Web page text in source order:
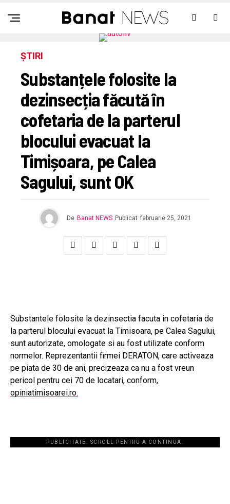
ȘTIRI
Substanțele folosite la
dezinsecția făcută în
cofetaria de la parterul
blocului evacuat la
Timișoara, pe Calea
Sagului, sunt OK
De Banat NEWS Publicat februarie 25, 2021
Substantele folosite la dezinsectia facuta in cofetaria de
la parterul blocului evacuat la Timisoara, pe Calea Sagului,
sunt autorizate, omologate si au fost utilizate conform
normelor. Reprezentantii firmei DERATON, care activeaza
pe piata de 30 de ani, precizeaza ca nu a fost vreun
pericol pentru cei 70 de locatari, conform,
opiniatimisoarei.ro.
PUBLICITATE. SCROLL PENTRU A CONTINUA.